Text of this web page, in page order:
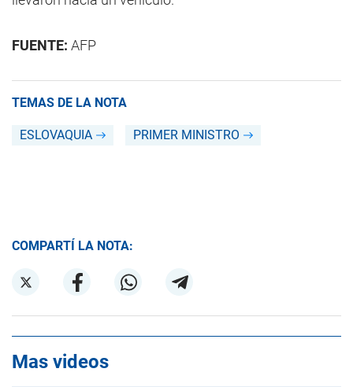
FUENTE: AFP
TEMAS DE LA NOTA
ESLOVAQUIA PRIMER MINISTRO
COMPARTÍ LA NOTA:
Mas videos